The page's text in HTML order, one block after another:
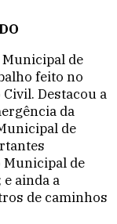
Municipal de
feito no
Destacou a
da
de
Municipal de
ainda a
de caminhos